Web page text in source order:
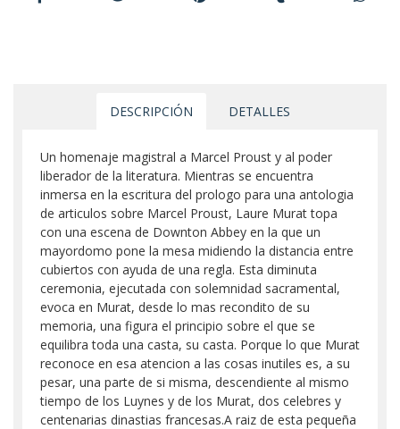
DESCRIPCIÓN DETALLES
Un homenaje magistral a Marcel Proust y al poder
liberador de la literatura. Mientras se encuentra
inmersa en la escritura del prologo para una antologia
de articulos sobre Marcel Proust, Laure Murat topa
con una escena de Downton Abbey en la que un
mayordomo pone la mesa midiendo la distancia entre
cubiertos con ayuda de una regla. Esta diminuta
ceremonia, ejecutada con solemnidad sacramental,
evoca en Murat, desde lo mas recondito de su
memoria, una figura el principio sobre el que se
equilibra toda una casta, su casta. Porque lo que Murat
reconoce en esa atencion a las cosas inutiles es, a su
pesar, una parte de si misma, descendiente al mismo
tiempo de los Luynes y de los Murat, dos celebres y
centenarias dinastias francesas.A raiz de esta pequeña